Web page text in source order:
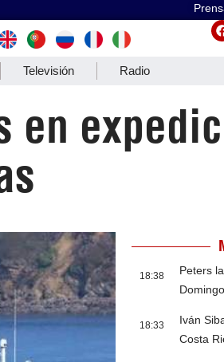
Televisión Radio
en
18:38
Peters
18:33
Iván
Costa